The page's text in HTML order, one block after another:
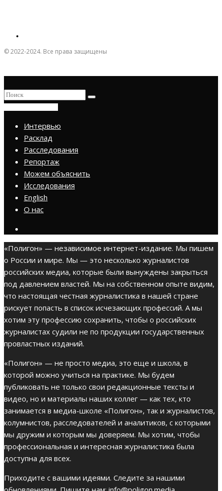
© 2022-2024. Все права защищены
Интервью
Расклад
Расследования
Репортаж
Можем объяснить
Исследования
English
О нас
«Полигон» — независимое интернет-издание. Мы пишем
о России и мире. Мы — это несколько журналистов
российских медиа, которые были вынуждены закрыться
под давлением властей. Мы на собственном опыте видим,
что настоящая честная журналистика в нашей стране
рискует попасть в список исчезающих профессий. А мы
хотим эту профессию сохранить, чтобы о российских
журналистах судили не по продукции государственных
провластных изданий.
«Полигон» — не просто медиа, это еще и школа, в
которой можно учиться на практике. Мы будем
публиковать не только свои редакционные тексты и
видео, но и материалы наших коллег — как тех, кто
занимается в медиа-школе «Полигон», так и журналистов,
колумнистов, расследователей и аналитиков, с которыми
мы дружим и которым мы доверяем. Мы хотим, чтобы
профессиональная и интересная журналистика была
доступна для всех.
Приходите с вашими идеями. Следите за нашими